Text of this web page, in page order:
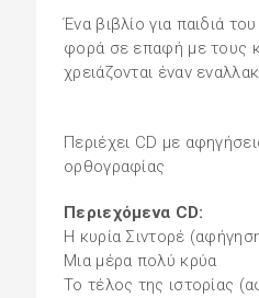
Ένα βιβλίο για παιδιά
φορά σε επαφή με τους
χρειάζονται έναν
Περιέχει CD με
ορθογραφίας
Περιεχόμενα CD:
Η κυρία Σιντορέ
Μια μέρα πολύ κρύα
Το τέλος της ιστορίας